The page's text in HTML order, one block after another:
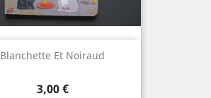
Blanchette Et Noiraud
Prix
3,00 €